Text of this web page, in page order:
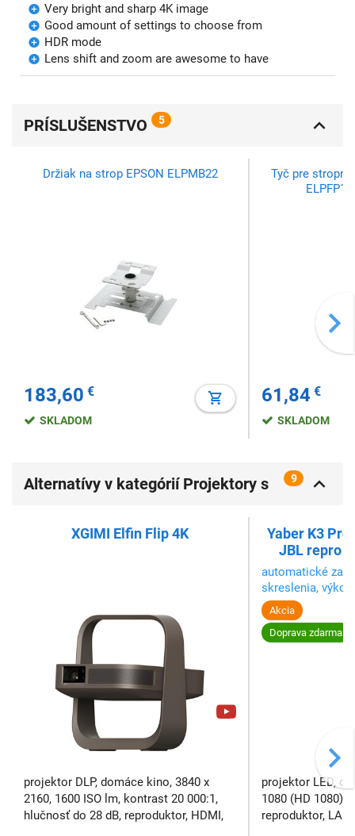
Very bright and sharp 4K image
Good amount of settings to choose from
HDR mode
Lens shift and zoom are awesome to have
PRÍSLUŠENSTVO 5
Držiak na strop EPSON ELPMB22
183,60 €
SKLADOM
Tyč pre
61,84 €
SKLADOM
Alternatívy v kategórií Projektory s
9
XGIMI Elfin Flip 4K
projektor DLP, domáce kino, 3840 x
2160, 1600 ISO lm, kontrast 20 000:1,
hlučnosť do 28 dB, reproduktor, HDMI,
Yaber K3
JBL repro
automatické
skreslenia,
JBL s podporou
Akcia
Doprava zdarma
projektor LED,
1080 (HD 1080),
reproduktor,